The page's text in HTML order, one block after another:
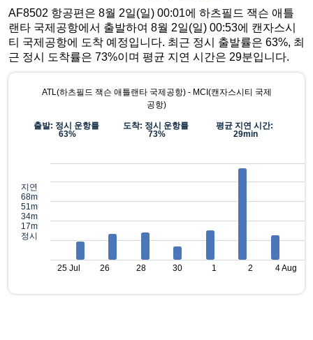
AF8502 항공편은 8월 2일(일) 00:01에 하츠필드 잭슨 애틀
랜타 국제공항에서 출발하여 8월 2일(일) 00:53에 캔자스시
티 국제공항에 도착 예정입니다. 최근 정시 출발률은 63%, 최
근 정시 도착률은 73%이며 평균 지연 시간은 29분입니다.
ATL(하츠필드 잭슨 애틀랜타 국제공항) - MCI(캔자스시티 국제
공항)
출발: 정시 운항률
63%
도착: 정시 운항률
73%
평균 지연 시간:
29min
지연
68m
51m
34m
17m
정시
25 Jul 26 28 30 1 2 4 Aug